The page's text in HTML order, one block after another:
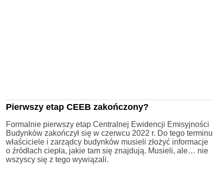
Pierwszy etap CEEB zakończony?
Formalnie pierwszy etap Centralnej Ewidencji Emisyjności
Budynków zakończył się w czerwcu 2022 r. Do tego terminu
właściciele i zarządcy budynków musieli złożyć informacje
o źródłach ciepła, jakie tam się znajdują. Musieli, ale… nie
wszyscy się z tego wywiązali.